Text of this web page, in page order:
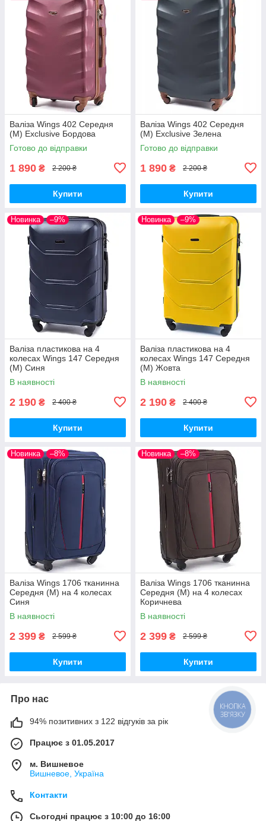
Валіза Wings 402 Середня
(M) Exclusive Бордова
Готово до відправки
1 890 ₴ 2 200 ₴
Купити
Валіза Wings 402 Середня
(M) Exclusive Зелена
Готово до відправки
1 890 ₴ 2 200 ₴
Купити
Новинка –9%
Валіза пластикова на 4
колесах Wings 147 Середня
(M) Синя
В наявності
2 190 ₴ 2 400 ₴
Купити
Новинка –9%
Валіза пластикова на 4
колесах Wings 147 Середня
(M) Жовта
В наявності
2 190 ₴ 2 400 ₴
Купити
Новинка –8%
Валіза Wings 1706 тканинна
Середня (M) на 4 колесах
Синя
В наявності
2 399 ₴ 2 599 ₴
Купити
Новинка –8%
Валіза Wings 1706 тканинна
Середня (M) на 4 колесах
Коричнева
В наявності
2 399 ₴ 2 599 ₴
Купити
Про нас
94% позитивних з 122 відгуків за рік
Працює з 01.05.2017
м. Вишневое
Вишневое, Україна
Контакти
Сьогодні працює з 10:00 до 16:00
КНОПКА
ЗВ'ЯЗКУ